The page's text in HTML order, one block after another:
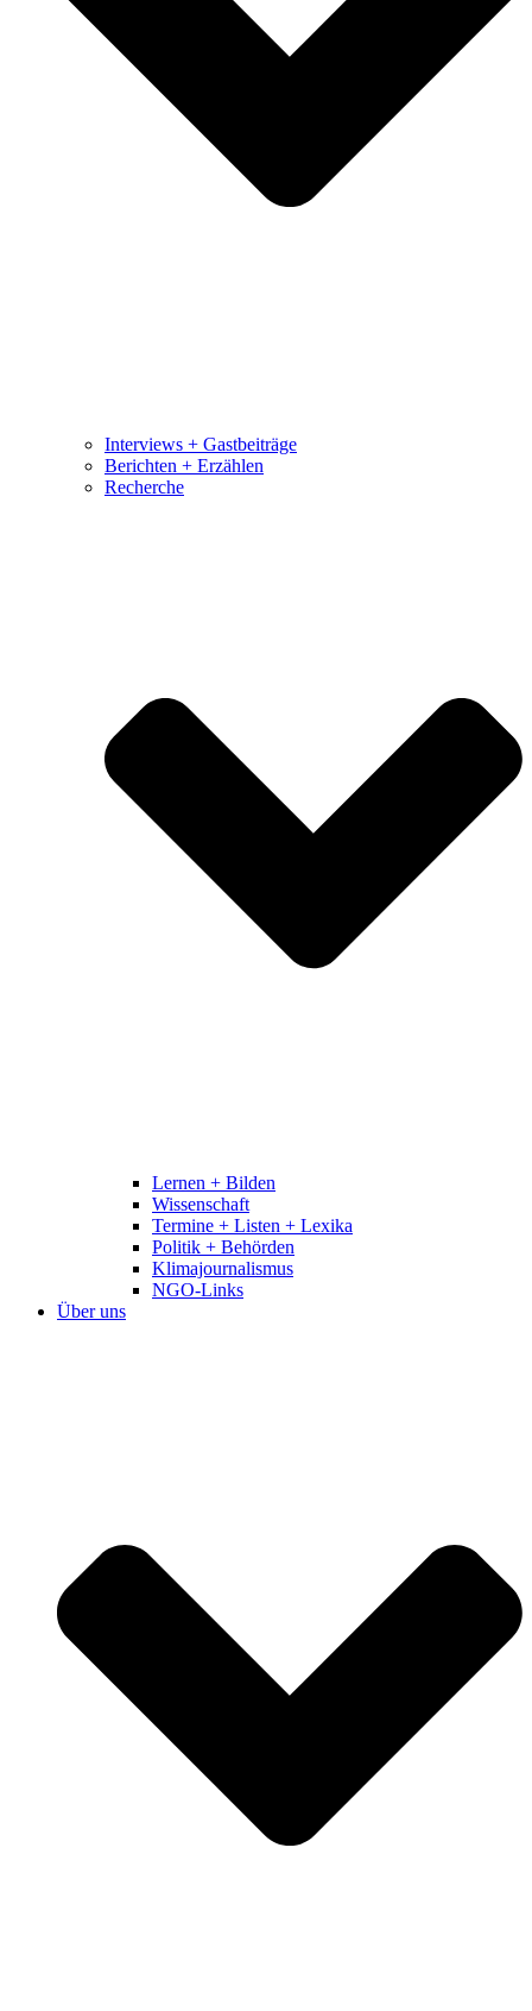
Interviews + Gastbeiträge
Berichten + Erzählen
Recherche
Lernen + Bilden
Wissenschaft
Termine + Listen + Lexika
Politik + Behörden
Klimajournalismus
NGO-Links
Über uns